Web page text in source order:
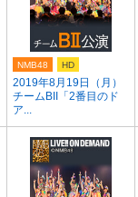
2019年8月19日（月）
チームBII「2番目のド
ア...
NMB48 HD